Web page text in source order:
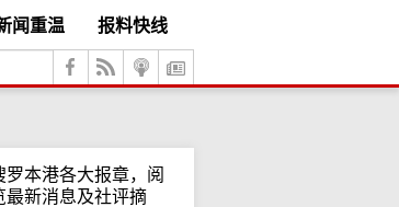
闻重温 报料快线
罗本港各大报章，阅
最新消息及社评摘